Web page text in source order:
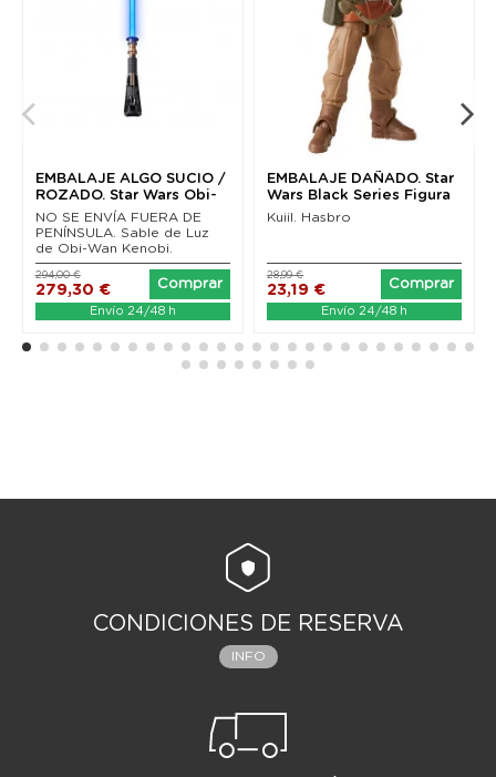
EMBALAJE ALGO SUCIO /
ROZADO. Star Wars Obi-
Wan Kenobi Black...
NO SE ENVÍA FUERA DE
PENÍNSULA. Sable de Luz
de Obi-Wan Kenobi.
279,30 €
294,00 €
Comprar
Envío 24/48 h
EMBALAJE DAÑADO. Star
Wars Black Series Figura
Kuiil (The...
Kuiil. Hasbro
23,19 €
28,99 €
Comprar
Envío 24/48 h
CONDICIONES DE RESERVA
INFO